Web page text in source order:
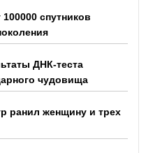
100000 спутников
ДНК-теста
чудовища
ранил женщину и трех